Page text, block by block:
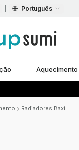
Português
Aquecimento
Radiadores Baxi